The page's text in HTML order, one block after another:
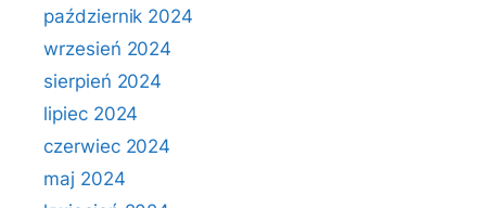
październik 2024
wrzesień 2024
sierpień 2024
lipiec 2024
czerwiec 2024
maj 2024